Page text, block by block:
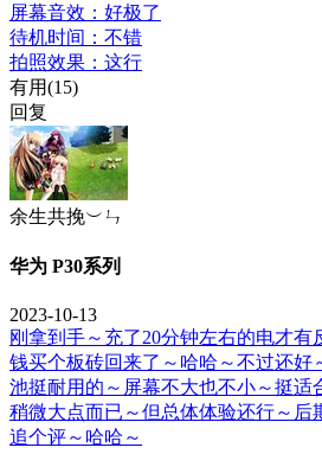
屏幕音效：好极了
待机时间：不错
拍照效果：这行
有用(15)
回复
余生共挽︶ㄣ
华为 P30系列
2023-10-13
刚拿到手～充了20分钟左右的电才
钱买个板砖回来了～哈哈～不过还好
池挺耐用的～屏幕不大也不小～挺适
稍微大点而已～但总体体验还行～后
追个评～哈哈～